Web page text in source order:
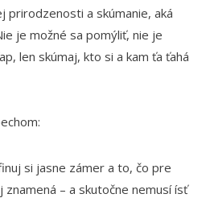
prirodzenosti a skúmanie, aká
je možné sa pomýliť, nie je
len skúmaj, kto si a kam ťa ťahá
si jasne zámer a to, čo pre
znamená – a skutočne nemusí ísť